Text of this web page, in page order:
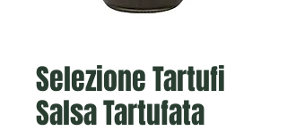
Selezione Tartufi
Salsa Tartufata